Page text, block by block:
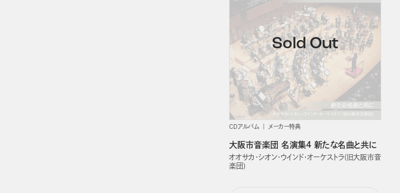
CDアルバム メーカー特典
大阪市音楽団 名演集4 新たな名曲と共に
オオサカ・シオン・ウインド・オーケストラ(旧大阪市音
楽団)